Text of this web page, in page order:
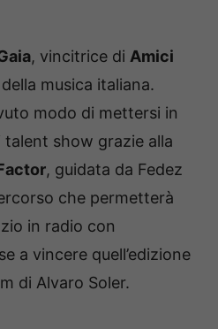
, vincitrice di Amici
musica italiana.
modo di mettersi in
show grazie alla
, guidata da Fedez
che permetterà
in radio con
a vincere quell’edizione
di Alvaro Soler.